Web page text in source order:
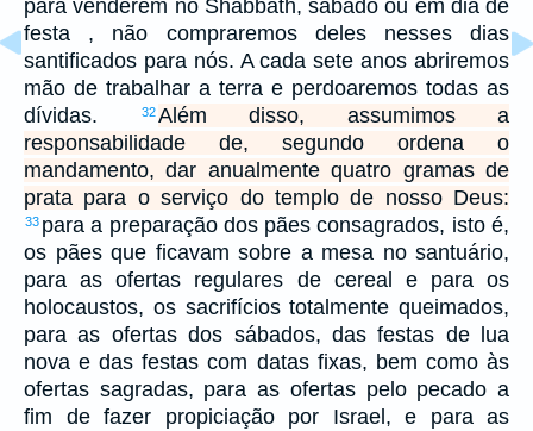
para venderem no Shabbãth, sábado ou em dia de
festa , não compraremos deles nesses dias
santificados para nós. A cada sete anos abriremos
mão de trabalhar a terra e perdoaremos todas as
dívidas.
32 Além disso, assumimos a
responsabilidade de, segundo ordena o
mandamento, dar anualmente quatro gramas de
prata para o serviço do templo de nosso Deus:
33 para a preparação dos pães consagrados, isto é,
os pães que ficavam sobre a mesa no santuário,
para as ofertas regulares de cereal e para os
holocaustos, os sacrifícios totalmente queimados,
para as ofertas dos sábados, das festas de lua
nova e das festas com datas fixas, bem como às
ofertas sagradas, para as ofertas pelo pecado a
fim de fazer propiciação por Israel, e para as